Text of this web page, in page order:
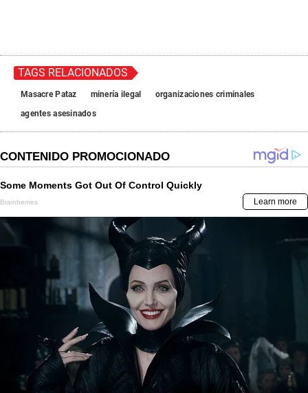
TAGS RELACIONADOS
Masacre Pataz minería ilegal
organizaciones criminales
agentes asesinados